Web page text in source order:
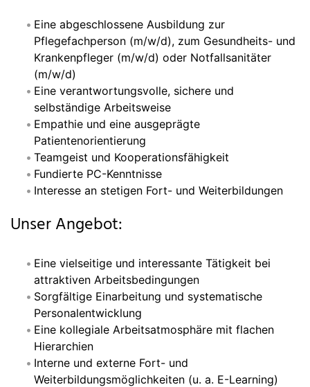
Eine abgeschlossene Ausbildung zur
Pflegefachperson (m/w/d), zum Gesundheits- und
Krankenpfleger (m/w/d) oder Notfallsanitäter
(m/w/d)
Eine verantwortungsvolle, sichere und
selbständige Arbeitsweise
Empathie und eine ausgeprägte
Patientenorientierung
Teamgeist und Kooperationsfähigkeit
Fundierte PC-Kenntnisse
Interesse an stetigen Fort- und Weiterbildungen
Unser Angebot:
Eine vielseitige und interessante Tätigkeit bei
attraktiven Arbeitsbedingungen
Sorgfältige Einarbeitung und systematische
Personalentwicklung
Eine kollegiale Arbeitsatmosphäre mit flachen
Hierarchien
Interne und externe Fort- und
Weiterbildungsmöglichkeiten (u. a. E-Learning)